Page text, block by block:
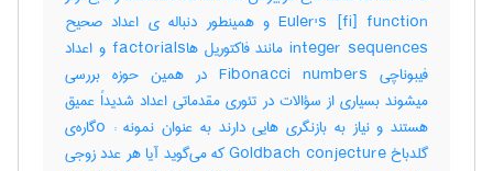
Euler's [fi] function و همینطور دنباله ی اعداد صحیح
integer sequences مانند فاکتوریل هاfactorials و اعداد
فیبوناچی Fibonacci numbers در همین حوزه بررسی
میشوند بسیاری از سؤالات در تئوری مقدماتی اعداد شدیداً عمیق
هستند و نیاز به بازنگری هایی دارند به عنوان نمونه : oگاره‌ی
گلدباخ Goldbach conjecture که می‌گوید آیا هر عدد زوجی